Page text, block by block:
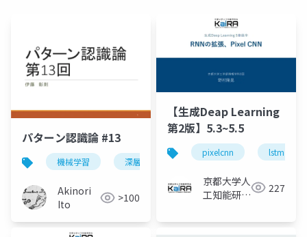
パターン認識論 #13
機械学習 深層学習 パターン認識
Akinori
Ito
>100
【生成Deap Learning
第2版】5.3~5.5
pixelcnn lstm
京都大学人
工知能研究
227